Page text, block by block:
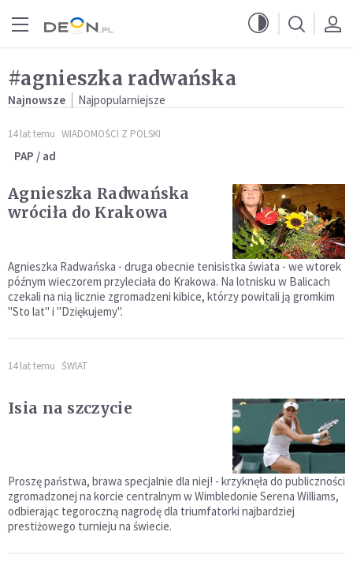
#agnieszka radwańska
Najnowsze Najpopularniejsze
14 lat temu WIADOMOŚCI Z POLSKI
PAP / ad
Agnieszka Radwańska
wróciła do Krakowa
Agnieszka Radwańska - druga obecnie tenisistka świata - we wtorek
późnym wieczorem przyleciała do Krakowa. Na lotnisku w Balicach
czekali na nią licznie zgromadzeni kibice, którzy powitali ją gromkim
"Sto lat" i "Dziękujemy".
14 lat temu ŚWIAT
Isia na szczycie
Proszę państwa, brawa specjalnie dla niej! - krzyknęła do publiczności
zgromadzonej na korcie centralnym w Wimbledonie Serena Williams,
odbierając tegoroczną nagrodę dla triumfatorki najbardziej
prestiżowego turnieju na świecie.